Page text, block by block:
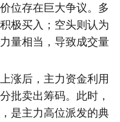
位存在巨大争议。多
极买入；空头则认为
量相当，导致成交量
涨后，主力资金利用
批卖出筹码。此时，
，是主力高位派发的典